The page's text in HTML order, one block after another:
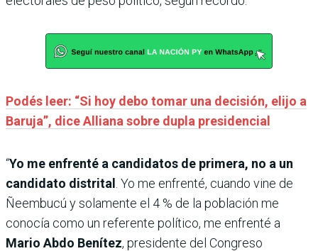
Podés leer: “Si hoy debo tomar una decisión, elijo a
Baruja”, dice Alliana sobre dupla presidencial
“Yo me enfrenté a candidatos de primera, no a un
candidato distrital
. Yo me enfrenté, cuando vine de
Ñeembucú y solamente el 4 % de la población me
conocía como un referente político, me enfrenté a
Mario Abdo Benítez, presidente del Congreso